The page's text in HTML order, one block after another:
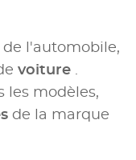
de l'automobile,
voiture .
les modèles,
de la marque